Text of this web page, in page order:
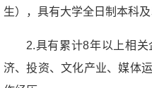
生），具有大学全日制本科
2.具有累计8年以上相
济、投资、文化产业、媒体